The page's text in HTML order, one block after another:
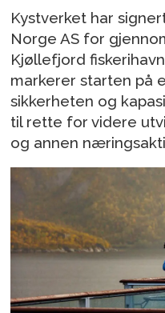
Kystverket har
Norge AS for
Kjøllefjord
markerer starten på
sikkerheten og
til rette for videre
og annen